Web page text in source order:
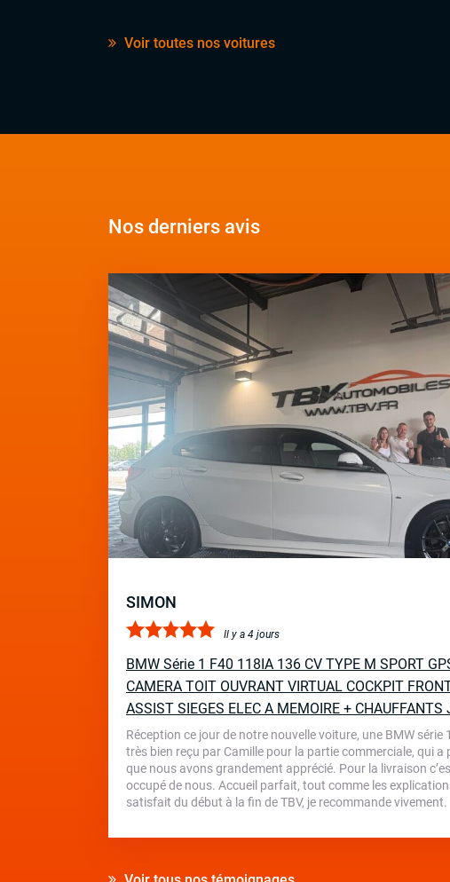
Voir toutes nos voitures
Nos derniers avis
SIMON
Il y a 4 jours
BMW Série 1 F40 118IA 136 CV TYPE M SPORT
CAMERA TOIT OUVRANT VIRTUAL COCKPIT
ASSIST SIEGES ELEC A MEMOIRE + CHAUFFANTS
Réception ce jour de notre nouvelle voiture, une BMW série
très bien reçu par Camille pour la partie commerciale, qui a
que nous avons grandement apprécié. Pour la livraison
occupé de nous. Accueil parfait, tout comme les
satisfait du début à la fin de TBV, je recommande vivement.